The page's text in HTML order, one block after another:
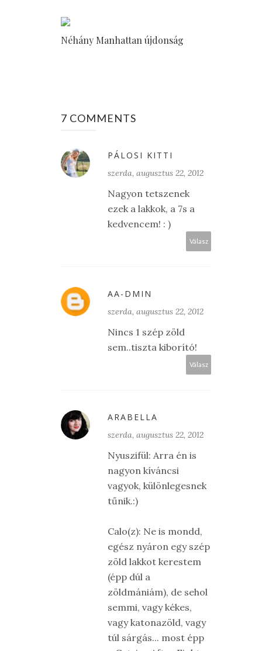
Néhány Manhattan újdonság
7 COMMENTS
PÁLOSI KITTI
szerda, augusztus 22, 2012
Nagyon tetszenek
ezek a lakkok, a 7s a
kedvencem! : )
Válasz
AA-DMIN
szerda, augusztus 22, 2012
Nincs 1 szép zöld
sem..tiszta kiborító!
Válasz
ARABELLA
szerda, augusztus 22, 2012
Nyuszifül: Arra én is
nagyon kíváncsi
vagyok, különlegesnek
tűnik.:)
Calo(z): Ne is mondd,
egész nyáron egy szép
zöld lakkot kerestem
(épp dúl a
zöldmániám), de sehol
semmi, vagy kékes,
vagy katonazöld, vagy
túl sárgás... most épp